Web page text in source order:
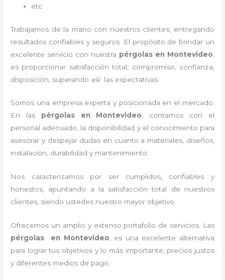
etc
Trabajamos de la mano con nuestros clientes, entregando
resultados confiables y seguros. El propósito de brindar un
excelente servicio con nuestra pérgolas en Montevideo
es proporcionar satisfacción total, compromiso, confianza,
disposición, superando así las expectativas.
Somos una empresa experta y posicionada en el mercado.
En las pérgolasen Montevideo, contamos con el
personal adecuado, la disponibilidad y el conocimiento para
asesorar y despejar dudas en cuanto a materiales, diseños,
instalación, durabilidad y mantenimiento.
Nos caracterizamos por ser cumplidos, confiables y
honestos, apuntando a la satisfacción total de nuestros
clientes, siendo ustedes nuestro mayor objetivo.
Ofrecemos un amplio y extenso portafolio de servicios. Las
pérgolas en Montevideo , es una excelente alternativa
para lograr tus objetivos y lo más importante, precios justos
y diferentes medios de pago.